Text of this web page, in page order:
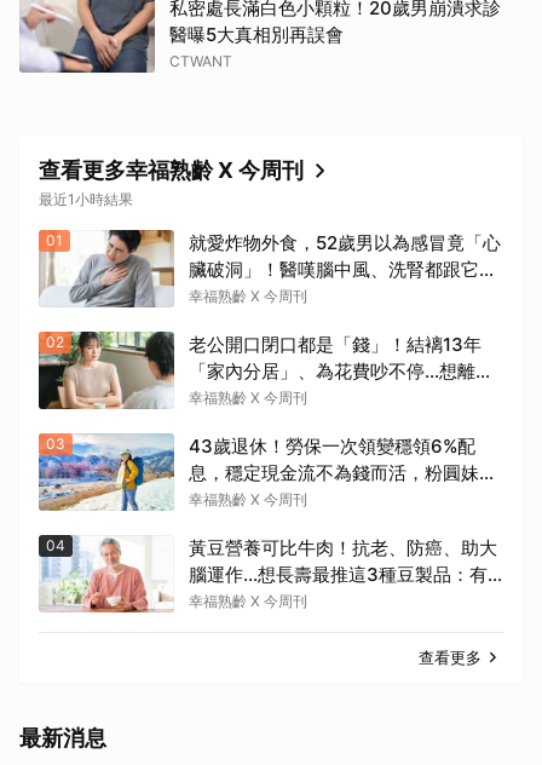
私密處長滿白色小顆粒！20歲男崩潰求診
醫曝5大真相別再誤會
CTWANT
查看更多幸福熟齡 X 今周刊
最近1小時結果
01
就愛炸物外食，52歲男以為感冒竟「心
臟破洞」！醫嘆腦中風、洗腎都跟它有
關：4警訊是心臟在呼救
幸福熟齡 X 今周刊
02
老公開口閉口都是「錢」！結褵13年
「家內分居」、為花費吵不停…想離婚
卻怕養不活自己：還要忍3年？
幸福熟齡 X 今周刊
03
43歲退休！勞保一次領變穩領6%配
息，穩定現金流不為錢而活，粉圓妹：
做喜歡的事忙得很開心
幸福熟齡 X 今周刊
04
黃豆營養可比牛肉！抗老、防癌、助大
腦運作…想長壽最推這3種豆製品：有
了它就不需要醫生
幸福熟齡 X 今周刊
查看更多
最新消息